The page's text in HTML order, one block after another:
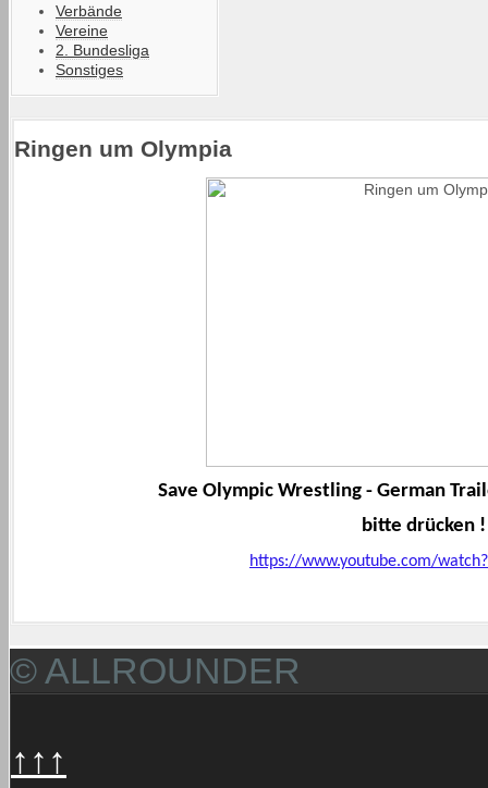
Verbände
Vereine
2. Bundesliga
Sonstiges
Ringen um Olympia
Save Olympic Wrestling - German
bitte drücken !
https://www.youtube.com/
© ALLROUNDER
↑↑↑